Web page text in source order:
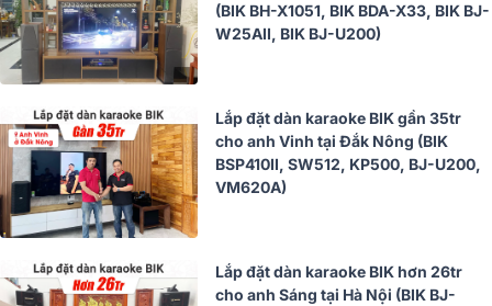
(BIK BH-X1051, BIK BDA-X33, BIK BJ-
W25AII, BIK BJ-U200)
Lắp đặt dàn karaoke BIK gần 35tr
cho anh Vinh tại Đắk Nông (BIK
BSP410II, SW512, KP500, BJ-U200,
VM620A)
Lắp đặt dàn karaoke BIK hơn 26tr
cho anh Sáng tại Hà Nội (BIK BJ-